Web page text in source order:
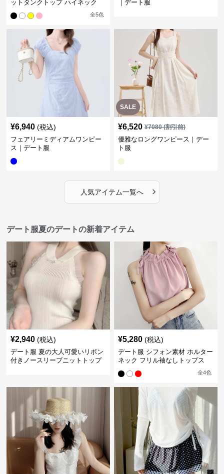
ットタンクトップ ハイネック
全5色
｜デート服
¥6,940 (税込)
フェアリーミディアムワンピー
ス｜デート服
SALE
¥6,520 ¥7080(割引前)
優雅なロングワンピース｜デー
ト服
人気アイテム一覧へ ›
デート服夏のデートの新着アイテム
¥2,940 (税込)
デート服 夏の大人可愛いリボン
付きノースリーブニットトップ
¥5,280 (税込)
デート服 シフォン素材 ホルター
ネック フリル袖なしトップス
全4色